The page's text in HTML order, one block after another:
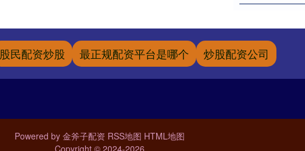
股民配资炒股 最正规配资平台是哪个 炒股配资公司
Powered by 金斧子配资 RSS地图 HTML地图
Copyright © 2024-2026